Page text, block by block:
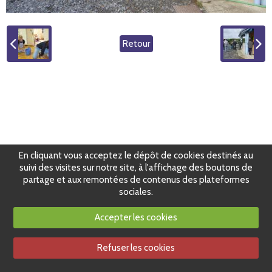
Retour
En cliquant vous acceptez le dépôt de cookies destinés au
suivi des visites sur notre site, à l'affichage des boutons de
partage et aux remontées de contenus des plateformes
sociales.
Accepter les cookies
Refuser les cookies